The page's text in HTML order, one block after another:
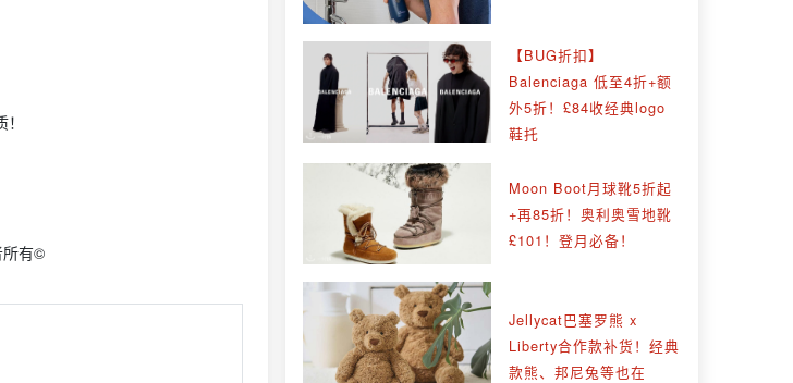
所有©
【BUG折扣】
Balenciaga 低至4折+额
外5折！£84收经典logo
鞋托
Moon Boot月球靴5折起
+再85折！奥利奥雪地靴
£101！登月必备！
Jellycat巴塞罗熊 x
Liberty合作款补货！经典
款熊、邦尼兔等也在